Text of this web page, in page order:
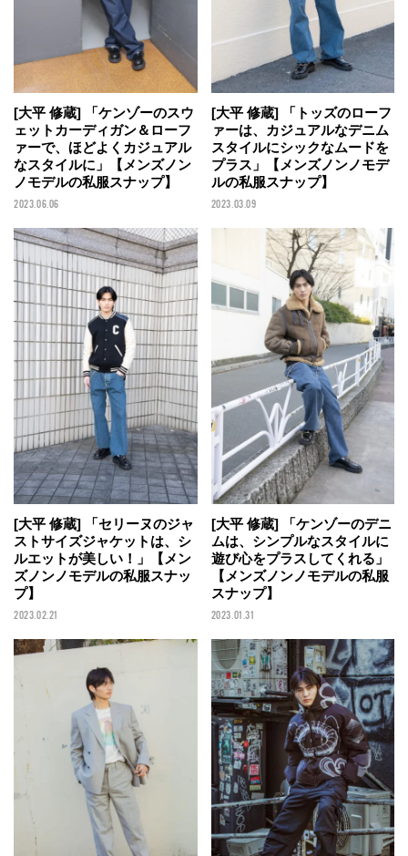
[大平 修蔵] 「ケンゾーのスウ
ェットカーディガン＆ローフ
ァーで、ほどよくカジュアル
なスタイルに」【メンズノン
ノモデルの私服スナップ】
2023.06.06
[大平 修蔵] 「トッズのローフ
ァーは、カジュアルなデニム
スタイルにシックなムードを
プラス」【メンズノンノモデ
ルの私服スナップ】
2023.03.09
[大平 修蔵] 「セリーヌのジャ
ストサイズジャケットは、シ
ルエットが美しい！」【メン
ズノンノモデルの私服スナッ
プ】
2023.02.21
[大平 修蔵] 「ケンゾーのデニ
ムは、シンプルなスタイルに
遊び心をプラスしてくれる」
【メンズノンノモデルの私服
スナップ】
2023.01.31